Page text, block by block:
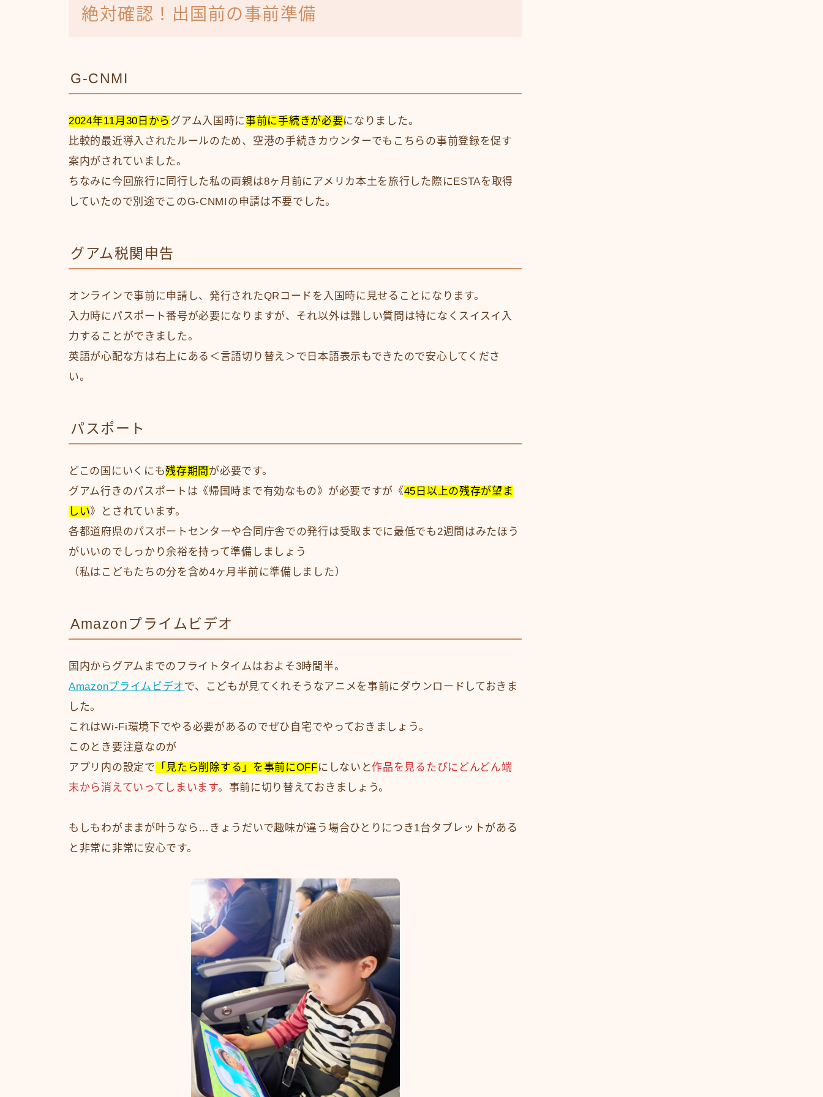
絶対確認！出国前の事前準備
G-CNMI
2024年11月30日から グアム入国時に事前に手続きが必要になりました。
比較的最近導入されたルールのため、空港の手続きカウンターでもこちらの事前登録を促す
案内がされていました。
ちなみに今回旅行に同行した私の両親は8ヶ月前にアメリカ本土を旅行した際にESTAを取得
していたので別途でこのG-CNMIの申請は不要でした。
グアム税関申告
オンラインで事前に申請し、発行されたQRコードを入国時に見せることになります。
入力時にパスポート番号が必要になりますが、それ以外は難しい質問は特になくスイスイ入
力することができました。
英語が心配な方は右上にある＜言語切り替え＞で日本語表示もできたので安心してくださ
い。
パスポート
どこの国にいくにも残存期間 が必要です。
グアム行きのパスポートは《帰国時まで有効なもの》が必要ですが《45日以上の残存が望ま
しい》とされています。
各都道府県のパスポートセンターや合同庁舎での発行は受取までに最低でも2週間はみたほう
がいいのでしっかり余裕を持って準備しましょう
（私はこどもたちの分を含め4ヶ月半前に準備しました）
Amazonプライムビデオ
国内からグアムまでのフライトタイムはおよそ3時間半。
Amazonプライムビデオで、こどもが見てくれそうなアニメを事前にダウンロードしておきま
した。
これはWi-Fi環境下でやる必要があるのでぜひ自宅でやっておきましょう。
このとき要注意なのが
アプリ内の設定で 「見たら削除する」を事前にOFFにしないと作品を見るたびにどんどん端
末から消えていってしまいます。事前に切り替えておきましょう。
もしもわがままが叶うなら…きょうだいで趣味が違う場合ひとりにつき1台タブレットがある
と非常に非常に安心です。